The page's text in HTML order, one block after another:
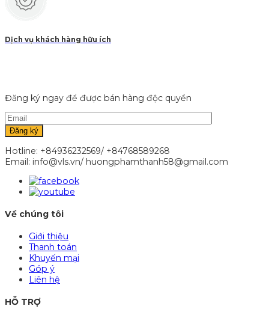
Dịch vụ khách hàng hữu ích
Đăng ký ngay để được bán hàng độc quyền
Hotline: +84936232569/ +84768589268
Email: info@vls.vn/ huongphamthanh58@gmail.com
Về chúng tôi
Giới thiệu
Thanh toán
Khuyến mại
Góp ý
Liên hệ
HỖ TRỢ